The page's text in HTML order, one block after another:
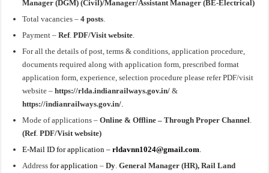
Manager (DGM) (Civil)/Manager/Assistant Manager (BE-Electrical)
Total vacancies – 4 posts
Payment –Ref. PDF/Visit website
For all the details of post, terms & conditions, application procedure,
documents required along with application form, prescribed format
application form, experience, selection procedure please refer PDF/visit
website –https://rlda.indianrailways.gov.in/ &
https://indianrailways.gov.in/
Mode of applications – Online & Offline – Through Proper Channel
(Ref. PDF/Visit website)
E-Mail ID for application –rldavnn1024@gmail.com
Addressfor application–Dy .General Manager (HR), Rail Land